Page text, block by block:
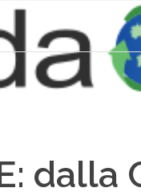
dalla